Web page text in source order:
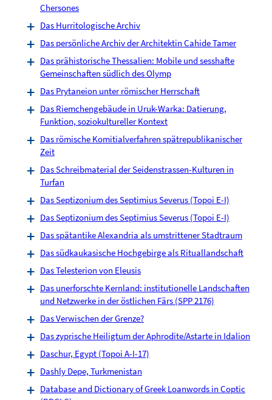
Chersones
Das Hurritologische Archiv
Das persönliche Archiv der Architektin Cahide Tamer
Das prähistorische Thessalien: Mobile und sesshafte
Gemeinschaften südlich des Olymp
Das Prytaneion unter römischer Herrschaft
Das Riemchengebäude in Uruk-Warka: Datierung,
Funktion, soziokultureller Kontext
Das römische Komitialverfahren spätrepublikanischer
Zeit
Das Schreibmaterial der Seidenstrassen-Kulturen in
Turfan
Das Septizonium des Septimius Severus (Topoi E-I)
Das Septizonium des Septimius Severus (Topoi E-I)
Das spätantike Alexandria als umstrittener Stadtraum
Das südkaukasische Hochgebirge als Rituallandschaft
Das Telesterion von Eleusis
Das unerforschte Kernland: institutionelle Landschaften
und Netzwerke in der östlichen Färs (SPP 2176)
Das Verwischen der Grenze?
Das zyprische Heiligtum der Aphrodite/Astarte in Idalion
Daschur, Egypt (Topoi A-I-17)
Dashly Depe, Turkmenistan
Database and Dictionary of Greek Loanwords in Coptic